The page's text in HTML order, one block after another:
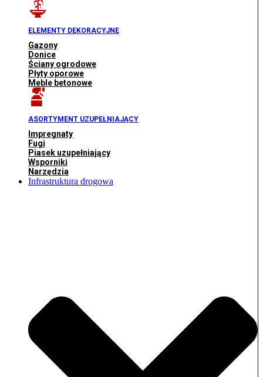
ELEMENTY DEKORACYJNE
Gazony
Donice
Ściany ogrodowe
Płyty oporowe
Meble betonowe
ASORTYMENT UZUPEŁNIAJĄCY
Impregnaty
Fugi
Piasek uzupełniający
Wsporniki
Narzędzia
Infrastruktura drogowa